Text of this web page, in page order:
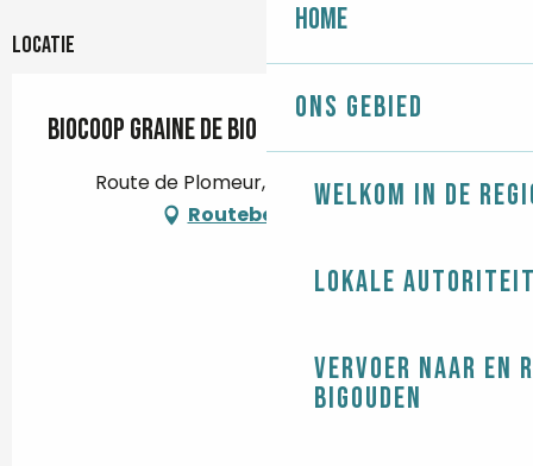
Home
Ons gebied
Welkom in de
Lokale
Vervoer naar en
Bigouden
Locatie
Biocoop Graine de Bio
Route de Plomeur, 29120 Pont-l'Abbé
Routebeschrijving